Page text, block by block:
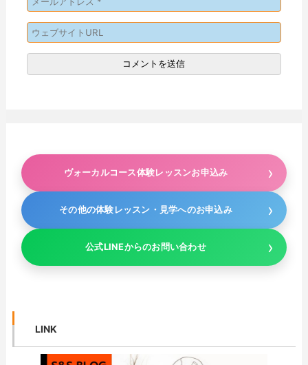
ヴォーカルコース体験レッスンお申込み
その他の体験レッスン・見学へのお申込み
公式LINEからのお問い合わせ
LINK